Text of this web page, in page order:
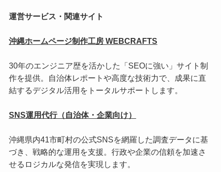
運営サービス・関連サイト
沖縄ホームページ制作工房 WEBCRAFTS
30年のエンジニア歴を活かした「SEOに強い」サイト制
作を提供。自治体レポートや高度な技術力で、成果に直
結するデジタル活用をトータルサポートします。
SNS運用代行（自治体・企業向け）
沖縄県内41市町村の公式SNSを網羅した調査データに基
づき、戦略的な運用を支援。行政や企業の信頼を加速さ
せるロジカルな発信を実現します。